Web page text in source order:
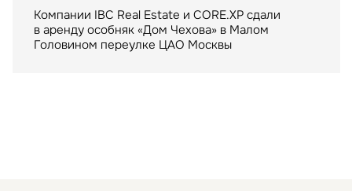
Компании IBC Real Estate и CORE.XP сдали
в аренду особняк «Дом Чехова» в Малом
Головином переулке ЦАО Москвы
Компания IBC Real Estate выступила
консультантом сделки по аренде в Шымкенте
московских ТРЦ